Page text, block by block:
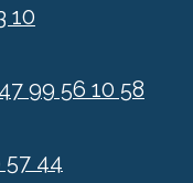
10
99 56 10 58
57 44